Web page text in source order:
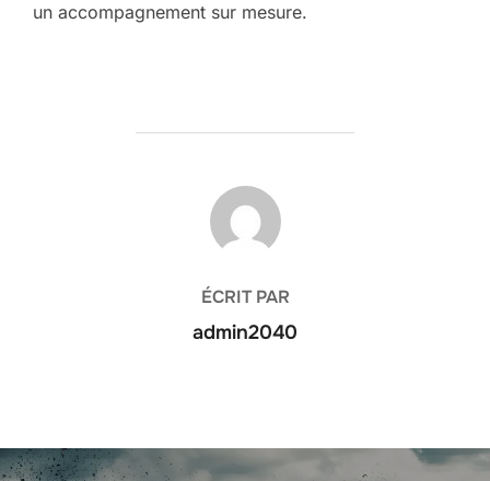
un accompagnement sur mesure.
AUTEUR DE LA PUBLICATION
ÉCRIT PAR
admin2040
Navigation